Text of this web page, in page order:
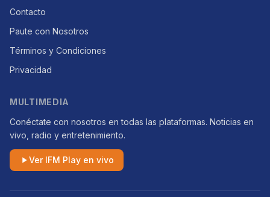
Contacto
Paute con Nosotros
Términos y Condiciones
Privacidad
MULTIMEDIA
Conéctate con nosotros en todas las plataformas. Noticias en
vivo, radio y entretenimiento.
Ver IFM Play en vivo